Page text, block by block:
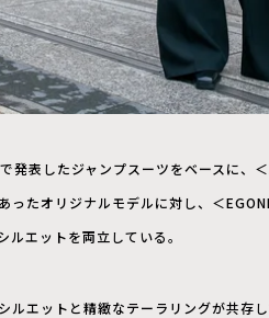
表したジャンプスーツをベースに、
たオリジナルモデルに対し、＜
エットを両立している。
エットと精緻なテーラリングが共存